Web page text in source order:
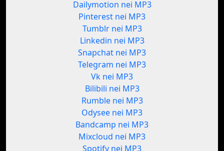
Dailymotion nei MP3
Pinterest nei MP3
Tumblr nei MP3
Linkedin nei MP3
Snapchat nei MP3
Telegram nei MP3
Vk nei MP3
Bilibili nei MP3
Rumble nei MP3
Odysee nei MP3
Bandcamp nei MP3
Mixcloud nei MP3
Spotify nei MP3